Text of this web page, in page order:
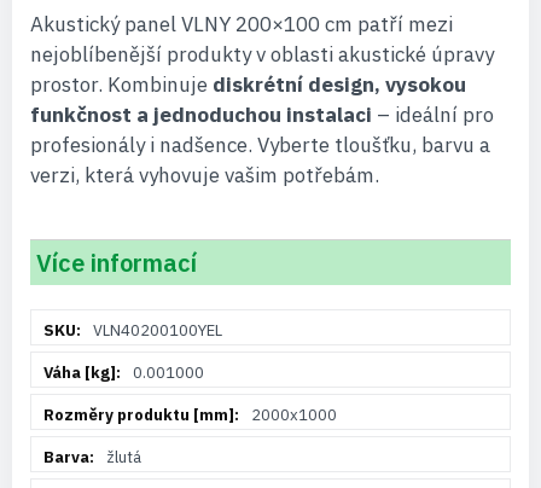
Akustický panel VLNY 200×100 cm patří mezi
nejoblíbenější produkty v oblasti akustické úpravy
prostor. Kombinuje diskrétní design, vysokou
funkčnost a jednoduchou instalaci – ideální pro
profesionály i nadšence. Vyberte tloušťku, barvu a
verzi, která vyhovuje vašim potřebám.
Více informací
informacíVLN40200100YEL
0.001000
2000x1000
žlutá